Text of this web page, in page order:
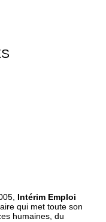
Intérim Emploi
qui met toute son
humaines, du